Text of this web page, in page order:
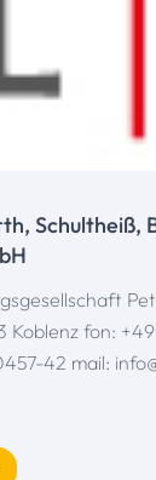
Schultheiß,
Koblenz fon:
42 mail: